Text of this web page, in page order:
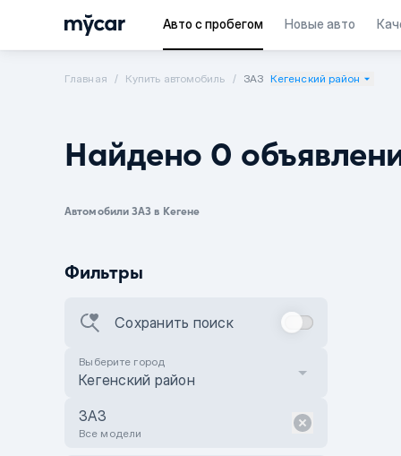
Авто с пробегом Новые авто
Главная Купить автомобиль ЗАЗ Кегенский район
Найдено 0
Автомобили ЗАЗ в Кегене
Фильтры
Сохранить поиск
Выберите город
Кегенский район
ЗАЗ
Все модели